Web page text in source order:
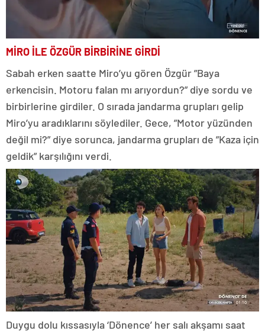
MİRO İLE ÖZGÜR BİRBİRİNE GİRDİ
Sabah erken saatte Miro’yu gören Özgür ”Baya
erkencisin. Motoru falan mı arıyordun?” diye sordu ve
birbirlerine girdiler. O sırada jandarma grupları gelip
Miro’yu aradıklarını söylediler. Gece, ”Motor yüzünden
değil mi?” diye sorunca, jandarma grupları de ”Kaza için
geldik” karşılığını verdi.
Duygu dolu kıssasıyla ‘Dönence’ her salı akşamı saat